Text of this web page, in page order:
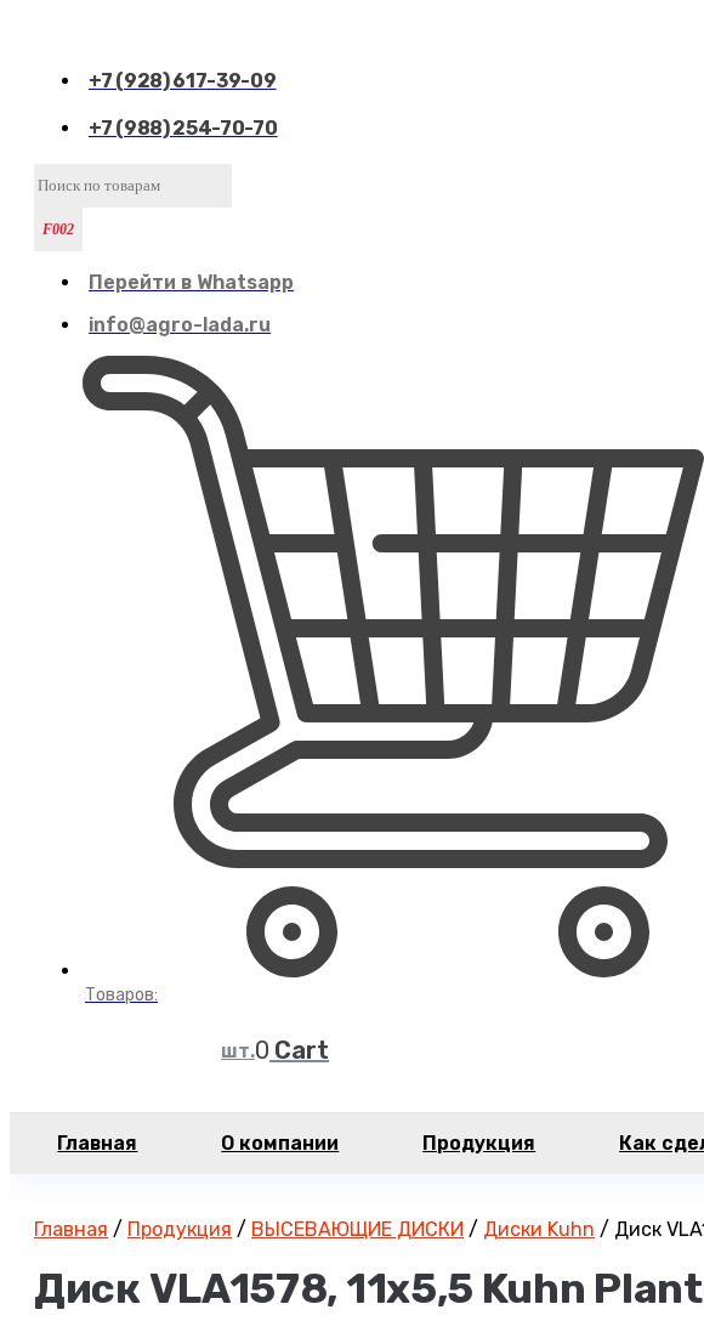
+7 (928) 617-39-09
+7 (988) 254-70-70
Перейти в Whatsapp
info@agro-lada.ru
Товаров:
Cart
Главная О компании Продукция Как
Главная / Продукция / ВЫСЕВАЮЩИЕ ДИСКИ / Диски Kuhn / Диск
Диск VLA1578, 11х5,5 Kuhn